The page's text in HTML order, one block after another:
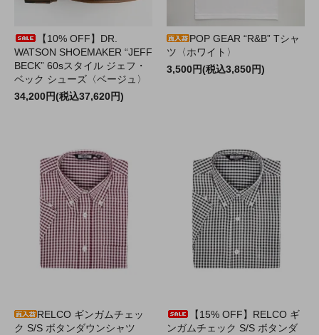
【10% OFF】DR.
WATSON SHOEMAKER “JEFF
BECK” 60sスタイル ジェフ・
ベック シューズ〈ベージュ〉
34,200円(税込37,620円)
POP GEAR “R&B” Tシャ
ツ〈ホワイト〉
3,500円(税込3,850円)
RELCO ギンガムチェッ
ク S/S ボタンダウンシャツ
【15% OFF】RELCO ギ
ンガムチェック S/S ボタンダ